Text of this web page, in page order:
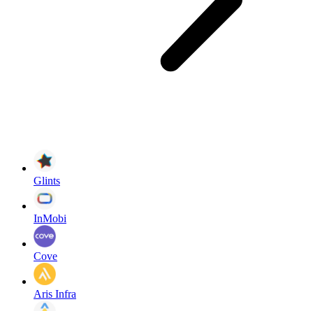
Glints
InMobi
Cove
Aris Infra